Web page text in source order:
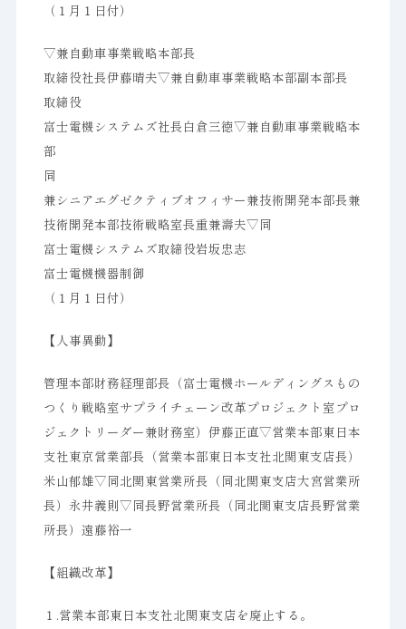
（１月１日付）
▽兼自動車事業戦略本部長
取締役社長伊藤晴夫▽兼自動車事業戦略本部副本部長
取締役
富士電機システムズ社長白倉三徳▽兼自動車事業戦略本
部
同
兼シニアエグゼクティブオフィサー兼技術開発本部長兼
技術開発本部技術戦略室長重兼壽夫▽同
富士電機システムズ取締役岩坂忠志
富士電機機器制御
（１月１日付）
【人事異動】
管理本部財務経理部長（富士電機ホールディングスもの
つくり戦略室サプライチェーン改革プロジェクト室プロ
ジェクトリーダー兼財務室）伊藤正直▽営業本部東日本
支社東京営業部長（営業本部東日本支社北関東支店長）
米山郁雄▽同北関東営業所長（同北関東支店大宮営業所
長）永井義則▽同長野営業所長（同北関東支店長野営業
所長）遠藤裕一
【組織改革】
１.営業本部東日本支社北関東支店を廃止する。